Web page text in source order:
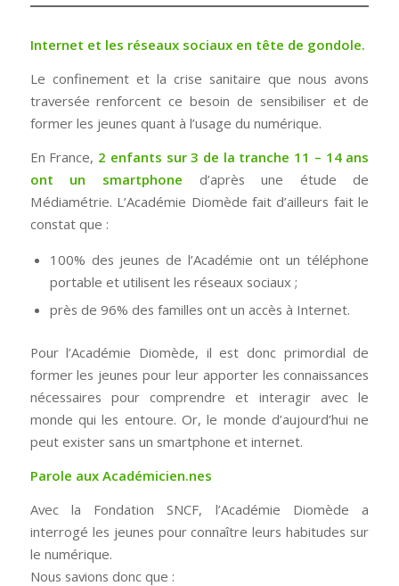
Internet et les réseaux sociaux en tête de gondole.
Le confinement et la crise sanitaire que nous avons
traversée renforcent ce besoin de sensibiliser et de
former les jeunes quant à l’usage du numérique.
En France, 2 enfants sur 3 de la tranche 11 – 14 ans
ont un smartphone d’après une étude de
Médiamétrie. L’Académie Diomède fait d’ailleurs fait le
constat que :
100% des jeunes de l’Académie ont un téléphone
portable et utilisent les réseaux sociaux ;
près de 96% des familles ont un accès à Internet.
Pour l’Académie Diomède, il est donc primordial de
former les jeunes pour leur apporter les connaissances
nécessaires pour comprendre et interagir avec le
monde qui les entoure. Or, le monde d’aujourd’hui ne
peut exister sans un smartphone et internet.
Parole aux Académicien.nes
Avec la Fondation SNCF, l’Académie Diomède a
interrogé les jeunes pour connaître leurs habitudes sur
le numérique.
Nous savions donc que :